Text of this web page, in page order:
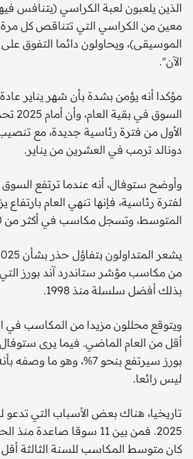
الذين يلعبون لعبة الكراسي (يتنافس
معين من الكراسي التي تتناقص كل
الموسيقى)، ويحاولون دائما التفوق
الآن".
مؤكدا أنه يؤمن بشدة بأن شهر يناير
السوق
الأول من فترة رئاسية جديدة، مع
دونالد ترمب في العشرين من يناير.
وأوضح ستوفال، أنه عندما ترتفع السوق
المتوسط، وتسجل مكاسب في أكثر من 90% من الوقت.
بذلك أفضل سلسلة منذ 1998.
ويتوقع محللون مزيدا من المكاسب في
أقل من العام الماضي. فيما يرى
بورز سيرتفع بنحو 7%، وهو
ليس رائعا.
تاريخيا، هناك بعض الأسباب التي تدعو
2025. فمن بين 11 سوقا صاعدة